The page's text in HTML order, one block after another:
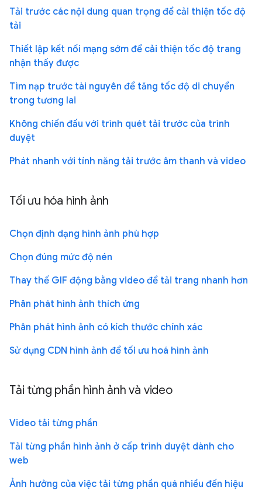
Tải trước các nội dung quan trọng để cải thiện tốc độ
tải
Thiết lập kết nối mạng sớm để cải thiện tốc độ trang
nhận thấy được
Tìm nạp trước tài nguyên để tăng tốc độ di chuyển
trong tương lai
Không chiến đấu với trình quét tải trước của trình
duyệt
Phát nhanh với tính năng tải trước âm thanh và video
Tối ưu hóa hình ảnh
Chọn định dạng hình ảnh phù hợp
Chọn đúng mức độ nén
Thay thế GIF động bằng video để tải trang nhanh hơn
Phân phát hình ảnh thích ứng
Phân phát hình ảnh có kích thước chính xác
Sử dụng CDN hình ảnh để tối ưu hoá hình ảnh
Tải từng phần hình ảnh và video
Video tải từng phần
Tải từng phần hình ảnh ở cấp trình duyệt dành cho
web
Ảnh hưởng của việc tải từng phần quá nhiều đến hiệu